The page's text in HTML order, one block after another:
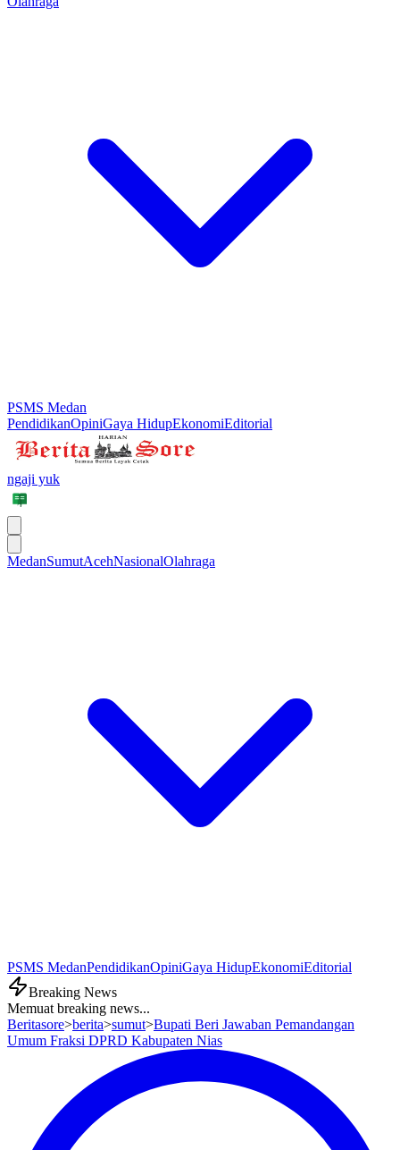
PSMS Medan
PendidikanOpiniGaya HidupEkonomiEditorial
ngaji yuk
MedanSumutAcehNasionalOlahraga
PSMS MedanPendidikanOpiniGaya HidupEkonomiEditorial
Breaking News
Memuat breaking news...
Beritasore>berita>sumut>Bupati Beri Jawaban Pemandangan
Umum Fraksi DPRD Kabupaten Nias